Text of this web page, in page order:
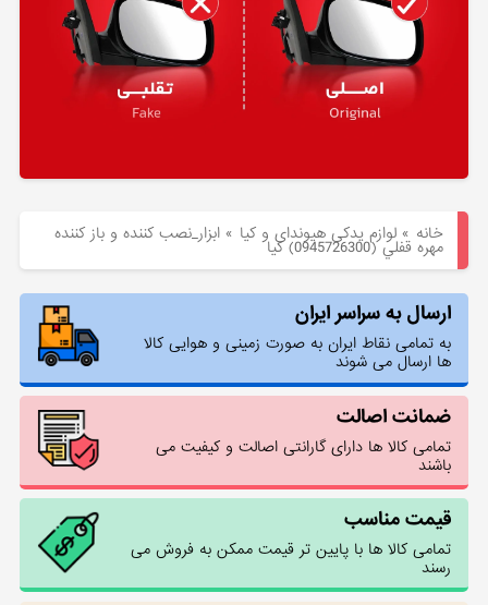
خانه »لوازم یدکی هیوندای و کیا »ابزار_نصب كننده و باز كننده
مهره قفلي (0945726300) کیا
ارسال به سراسر ایران
به تمامی نقاط ایران به صورت زمینی و هوایی کالا
ها ارسال می شوند
ضمانت اصالت
تمامی کالا ها دارای گارانتی اصالت و کیفیت می
باشند
قیمت مناسب
تمامی کالا ها با پایین تر قیمت ممکن به فروش می
رسند